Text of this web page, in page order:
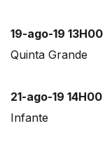
19-ago-19 13H00
Quinta Grande
21-ago-19 14H00
Infante